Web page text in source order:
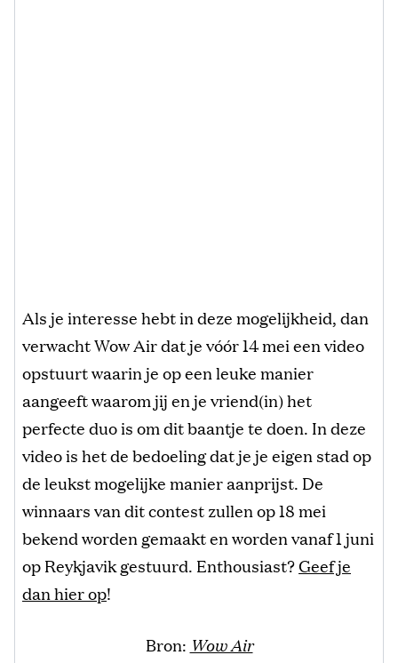
Als je interesse hebt in deze mogelijkheid, dan
verwacht Wow Air dat je vóór 14 mei een video
opstuurt waarin je op een leuke manier
aangeeft waarom jij en je vriend(in) het
perfecte duo is om dit baantje te doen. In deze
video is het de bedoeling dat je je eigen stad op
de leukst mogelijke manier aanprijst. De
winnaars van dit contest zullen op 18 mei
bekend worden gemaakt en worden vanaf 1 juni
op Reykjavik gestuurd. Enthousiast?Geef je
dan hier op!
Bron: Wow Air